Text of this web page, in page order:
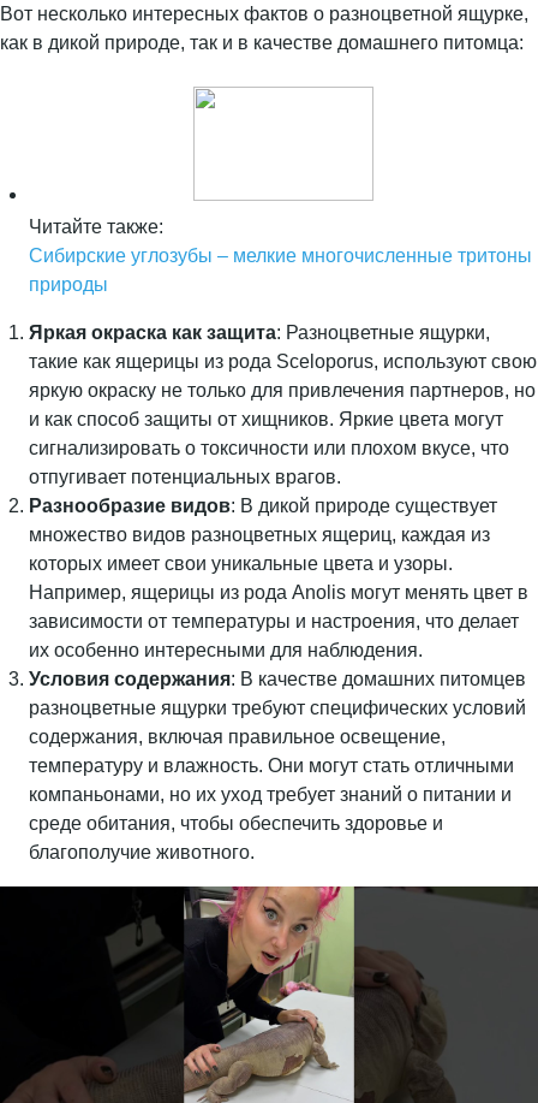
Вот несколько интересных фактов о разноцветной ящурке,
как в дикой природе, так и в качестве домашнего питомца:
Читайте также:
Сибирские углозубы – мелкие многочисленные тритоны
природы
Яркая окраска как защита: Разноцветные ящурки,
такие как ящерицы из рода Sceloporus, используют свою
яркую окраску не только для привлечения партнеров, но
и как способ защиты от хищников. Яркие цвета могут
сигнализировать о токсичности или плохом вкусе, что
отпугивает потенциальных врагов.
Разнообразие видов: В дикой природе существует
множество видов разноцветных ящериц, каждая из
которых имеет свои уникальные цвета и узоры.
Например, ящерицы из рода Anolis могут менять цвет в
зависимости от температуры и настроения, что делает
их особенно интересными для наблюдения.
Условия содержания: В качестве домашних питомцев
разноцветные ящурки требуют специфических условий
содержания, включая правильное освещение,
температуру и влажность. Они могут стать отличными
компаньонами, но их уход требует знаний о питании и
среде обитания, чтобы обеспечить здоровье и
благополучие животного.